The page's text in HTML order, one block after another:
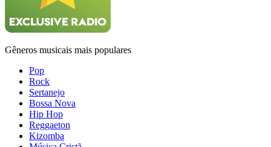
Gêneros musicais mais populares
Pop
Rock
Sertanejo
Bossa Nova
Hip Hop
Reggaeton
Kizomba